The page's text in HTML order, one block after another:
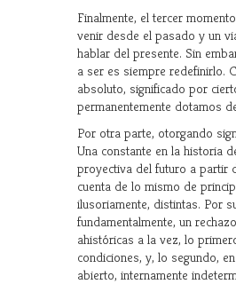
Finalmente, el tercer
venir desde el pasado y un
hablar del presente. Sin
a ser es siempre redefinirlo.
absoluto, significado por
permanentemente dotamos
Por otra parte, otorgando
Una constante en la historia
proyectiva del futuro a partir
cuenta de lo mismo de
ilusoriamente, distintas. Por
fundamentalmente, un
ahistóricas a la vez, lo
condiciones, y, lo segundo,
abierto, internamente